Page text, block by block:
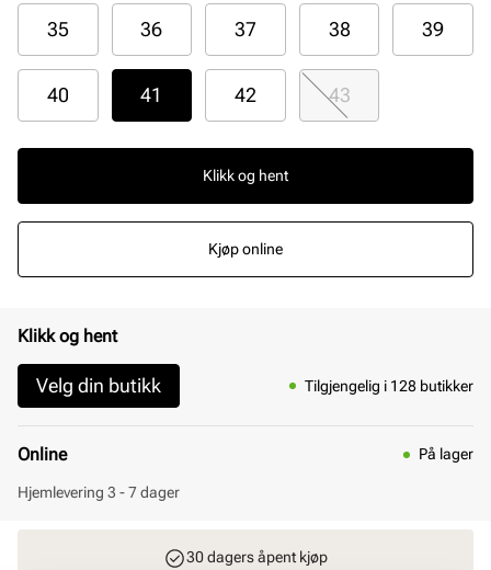
35 36 37 38 39
40 41 42 43
Klikk og hent
Kjøp online
Klikk og hent
Velg din butikk Tilgjengelig i 128 butikker
Online På lager
Hjemlevering 3 - 7 dager
30 dagers åpent kjøp